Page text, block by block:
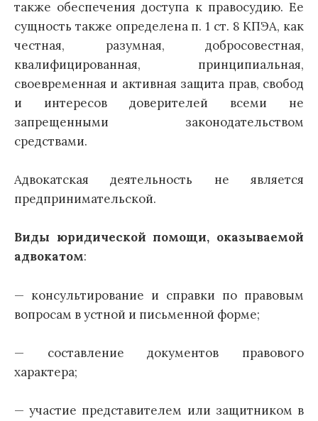
также обеспечения доступа к правосудию. Ее
сущность также определена п. 1 ст. 8 КПЭА, как
честная, разумная, добросовестная,
квалифицированная, принципиальная,
своевременная и активная защита прав, свобод
и интересов доверителей всеми не
запрещенными законодательством
средствами.
Адвокатская деятельность не является
предпринимательской.
Виды юридической помощи, оказываемой
адвокатом:
— консультирование и справки по правовым
вопросам в устной и письменной форме;
— составление документов правового
характера;
— участие представителем или защитником в